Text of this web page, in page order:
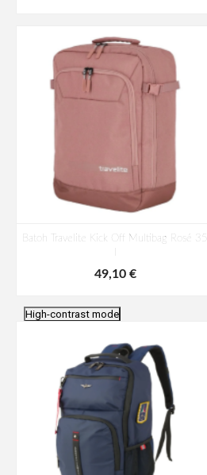
Batoh Travelite Kick Off Multibag Rosé 35
49,10 €
High-contrast mode